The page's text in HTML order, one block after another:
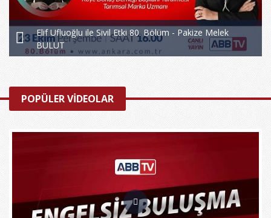
Elif Ufluoğlu ile Sivil Etki 80. Bölüm - Pakize Melek
BULUT
POPÜLER VİDEOLAR